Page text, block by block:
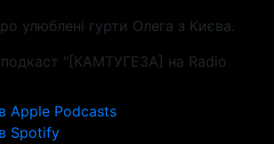
улюблені гурти Олега з Києва.
подкаст "[КАМТУГЕЗА] на Radio
Apple Podcasts
Spotify